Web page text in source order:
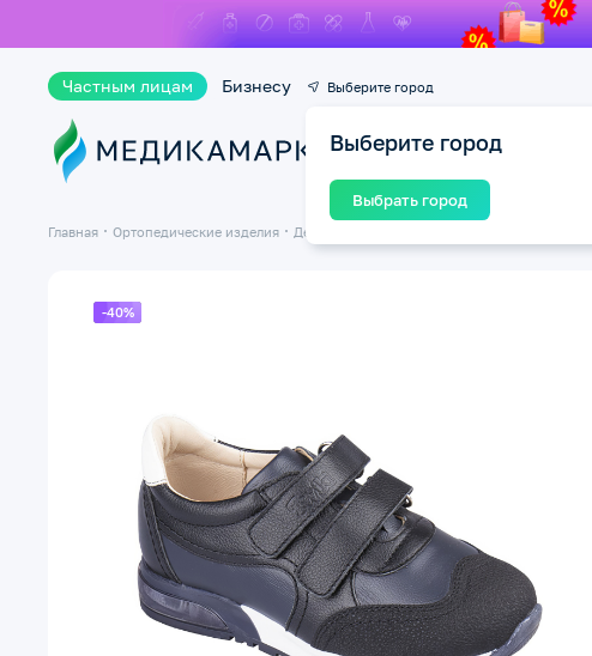
Частным лицам Бизнесу Выберите город
Выберите город
Выбрать город
Каталог
Главная Ортопедические изделия Детская ортопедическая обувь
-40%